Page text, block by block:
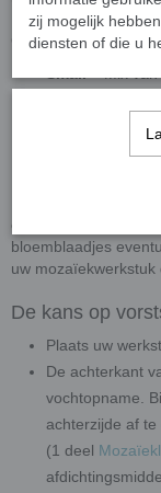
Overzicht van
– 60 x 15
Bij gebruik
Het is aan te raden
extreme
bloemblaadjes
uw mozaïekwerkstuk
De kans op
Plaats uw
De achterkant
vochtopname.
achterzijde af te
(1 deel
zij mogelijk
diensten of die u